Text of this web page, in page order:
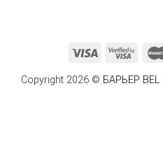
Copyright 2026 © БАРЬЕР BEL